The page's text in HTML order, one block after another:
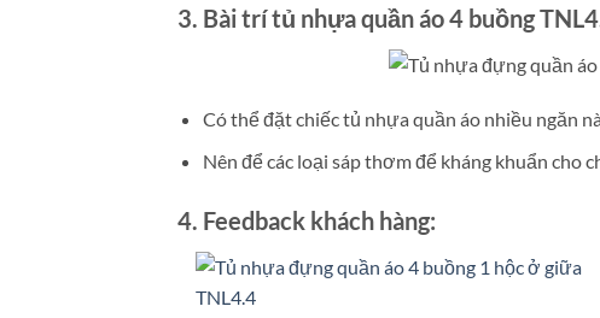
3. Bài trí tủ nhựa quần áo 4 buồng
Có thể đặt chiếc tủ nhựa quần áo nhiều ngăn
Nên để các loại sáp thơm để kháng khuẩn cho
4. Feedback khách hàng: